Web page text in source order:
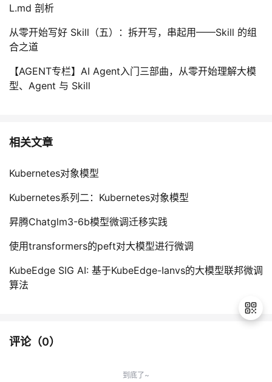
L.md 剖析
从零开始写好 Skill（五）：拆开写，串起用——Skill 的组
合之道
【AGENT专栏】AI Agent入门三部曲，从零开始理解大模
型、Agent 与 Skill
相关文章
Kubernetes对象模型
Kubernetes系列二：Kubernetes对象模型
昇腾Chatglm3-6b模型微调迁移实践
使用transformers的peft对大模型进行微调
KubeEdge SIG AI: 基于KubeEdge-Ianvs的大模型联邦微调
算法
评论（0）
到底了~